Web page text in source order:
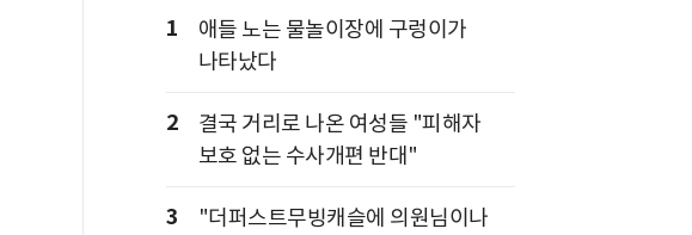
1
애들 노는 물놀이장에 구렁이가
나타났다
2
결국 거리로 나온 여성들 "피해자
보호 없는 수사개편 반대"
3
"더퍼스트무빙캐슬에 의원님이나